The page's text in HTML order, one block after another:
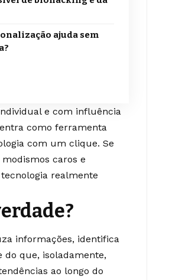
ajuda sem
e com influência
como ferramenta
com um clique. Se
caros e
realmente
informações, identifica
que, isoladamente,
ao longo do